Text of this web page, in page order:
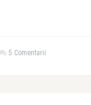
5 Comentarii